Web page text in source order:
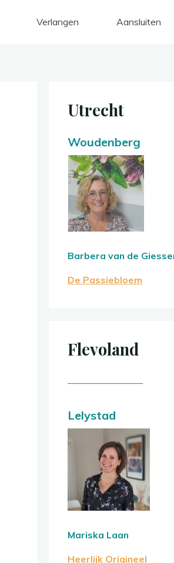
Verlangen Aansluiten
Wie
Utrecht
Woudenberg
Barbera van de
De Passiebloem
Flevoland
————————
Lelystad
Mariska Laan
Heerlijk Origineel